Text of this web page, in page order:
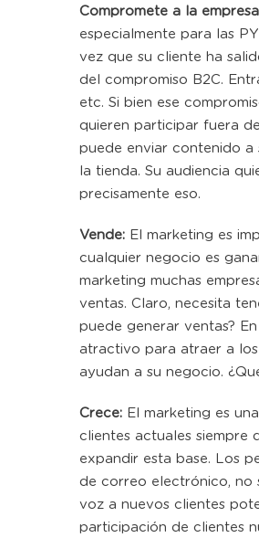
Compromete a la
especialmente para las
vez que su cliente ha
del compromiso B2C.
etc. Si bien ese
quieren participar fuera
puede enviar contenido a
la tienda. Su audiencia
precisamente eso.
Vende: El marketing es
cualquier negocio es
marketing muchas
ventas. Claro, necesita
puede generar ventas?
atractivo para atraer a
ayudan a su negocio.
Crece: El marketing es
clientes actuales siempre
expandir esta base. Los
de correo electrónico, no
voz a nuevos clientes
participación de clientes